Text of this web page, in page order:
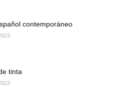
contemporáneo
tinta